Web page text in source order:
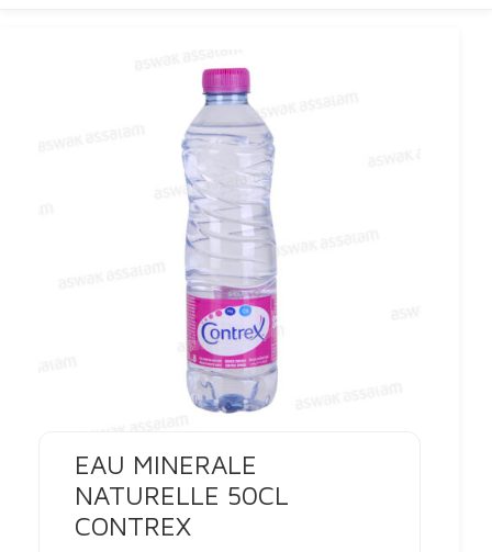
EAU MINERALE
NATURELLE 50CL
CONTREX